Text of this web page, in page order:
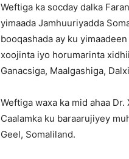
Weftiga ka socday dalka
yimaada Jamhuuriyadda
booqashada ay ku
xoojinta iyo horumarinta
Ganacsiga, Maalgashiga,
Weftiga waxa ka mid ahaa
Caalamka ku baraarujiyey
Geel, Somaliland.